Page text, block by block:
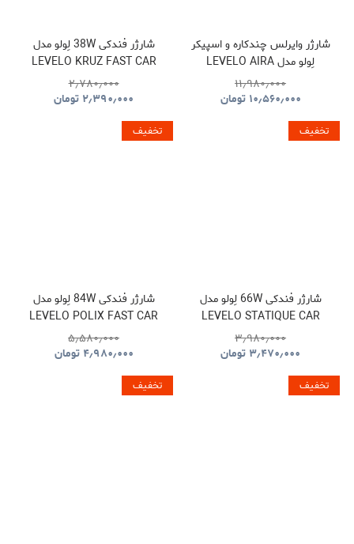
شارژر وایرلس چندکاره و اسپیکر
لِولو مدل LEVELO AIRA
WIRELESS CHARGER WITH
SPEAKER
۱۱٫۹۸۰٫۰۰۰
۱۰٫۵۶۰٫۰۰۰ تومان
شارژر فندکی 38W لِولو مدل
LEVELO KRUZ FAST CAR
CHARGER
۲٫۷۸۰٫۰۰۰
۲٫۳۹۰٫۰۰۰ تومان
تخفیف
شارژر فندکی 66W لِولو مدل
LEVELO STATIQUE CAR
CHARGER
۳٫۹۸۰٫۰۰۰
۳٫۴۷۰٫۰۰۰ تومان
تخفیف
شارژر فندکی 84W لِولو مدل
LEVELO POLIX FAST CAR
CHARGER
۵٫۵۸۰٫۰۰۰
۴٫۹۸۰٫۰۰۰ تومان
تخفیف تخفیف